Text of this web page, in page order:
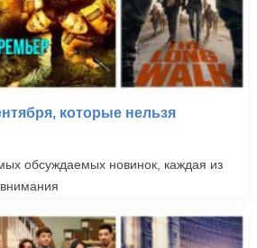
которые нельзя
обсуждаемых новинок, каждая из